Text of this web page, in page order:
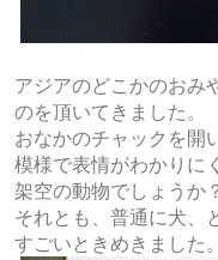
アジアのどこかのおみ
のを頂いてきました。
おなかのチャックを開
模様で表情がわかりに
架空の動物でしょうか
それとも、普通に犬、
すごいときめきました